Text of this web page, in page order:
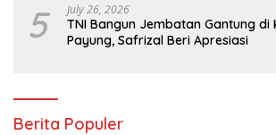
5 July 26, 2026
TNI Bangun Jembatan Gantung di
Payung, Safrizal Beri Apresiasi
Berita Populer